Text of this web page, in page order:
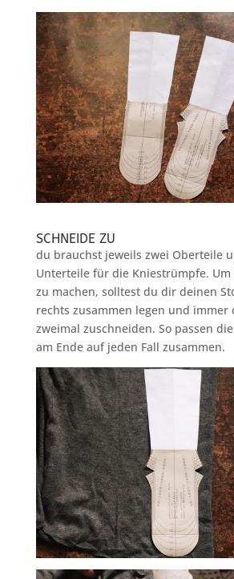
SCHNEIDE ZU
du brauchst jeweils zwei Oberteile
Unterteile für die Kniestrümpfe. Um
zu machen, solltest du dir deinen
rechts zusammen legen und immer
zweimal zuschneiden. So passen
am Ende auf jeden Fall zusammen.